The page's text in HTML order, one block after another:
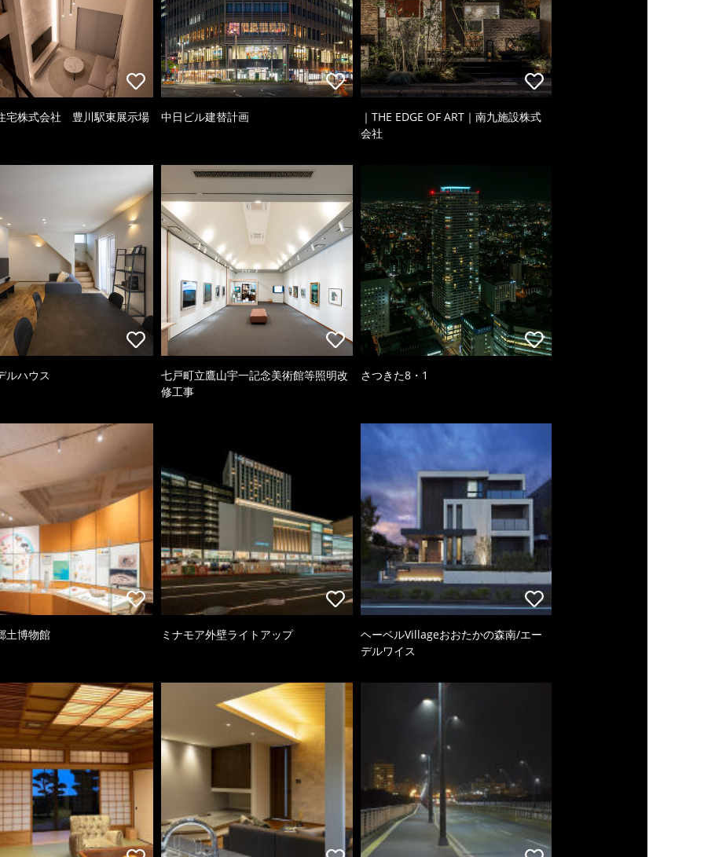
宅株式会社 豊川駅東展示場 中日ビル建替計画
｜THE EDGE OF ART｜南九施設株式
会社
ルハウス
七戸町立鷹山宇一記念美術館等照明改
修工事
さつきた8・1
土博物館 ミナモア外壁ライトアップ
ヘーベルVillageおおたかの森南/エー
デルワイス